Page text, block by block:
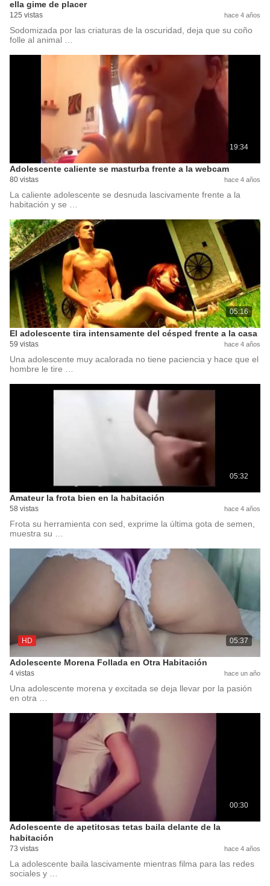
ella gime de placer
125 vistas hace 4 años
Sodomizada por las criaturas de la oscuridad, deja que su coño
folle al animal …
19:34
Adolescente caliente se masturba frente a la webcam
80 vistas hace 4 años
La caliente adolescente se desnuda lascivamente frente a la
habitación y se …
05:16
El adolescente tira intensamente del césped frente a la casa
59 vistas hace 4 años
Una adolescente muy acalorada no tiene paciencia y hace que el
hombre le tire …
05:32
Amateur la frota bien en la habitación
58 vistas hace 4 años
Frota su herramienta con sed, exprime la última gota de semen,
muestra su …
HD 05:37
Adolescente Morena Follada en Otra Habitación
4 vistas hace un año
Una adolescente morena y excitada se deja llevar por la pasión
en otra …
00:30
Adolescente de apetitosas tetas baila delante de la
habitación
73 vistas hace 4 años
La adolescente baila lascivamente mientras filma para las redes
sociales y …